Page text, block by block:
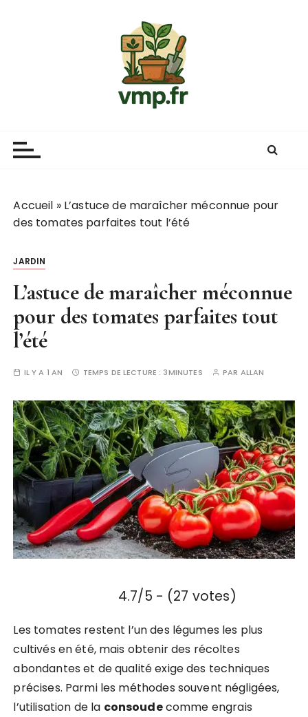
Accueil » L’astuce de maraîcher méconnue pour
des tomates parfaites tout l’été
JARDIN
L’astuce de maraîcher méconnue
pour des tomates parfaites tout
l’été
IL Y A 1 AN TEMPS DE LECTURE : 3MINUTES PAR ALLAN
4.7/5 - (27 votes)
Les tomates restent l’un des légumes les plus
cultivés en été, mais obtenir des récoltes
abondantes et de qualité exige des techniques
précises. Parmi les méthodes souvent négligées,
l’utilisation de la consoudecomme engrais